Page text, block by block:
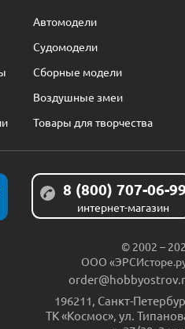
Автомодели
Судомодели
Сборные модели
Воздушные змеи
Товары для творчества
8 (800) 707-06-
интернет-магазин
© 2002 –
ООО
196211, Санкт-
ТК «Космос», ул.